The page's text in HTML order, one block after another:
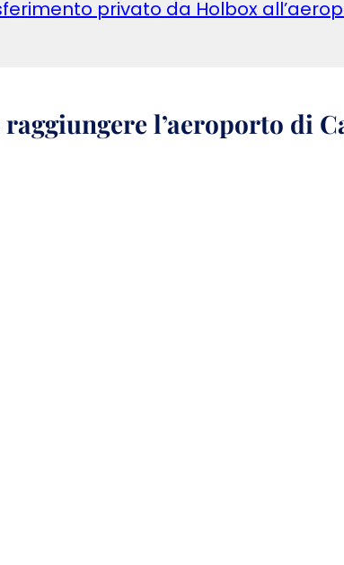
privato da Holbox
raggiungere l’aeroporto di